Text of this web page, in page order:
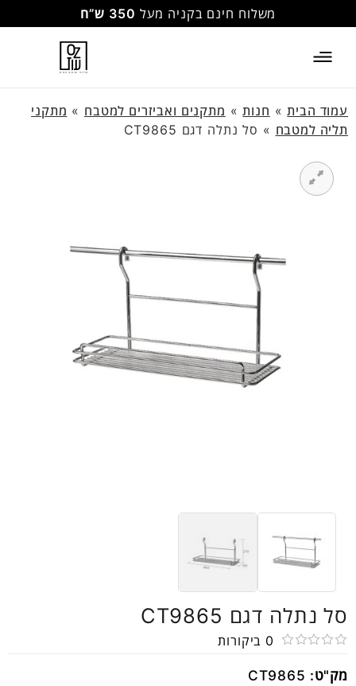
משלוח חינם בקניה מעל 350 ש”ח
עמוד הבית» חנות» מתקנים ואביזרים למטבח » מתקני
תליה למטבח » סל נתלה דגם CT9865
סל נתלה דגם CT9865
0
0 ביקורות
מק"ט: CT9865